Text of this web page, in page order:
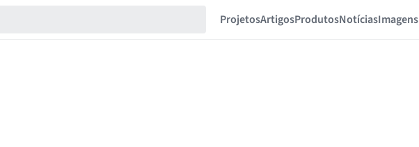
ProjetosArtigosProdutosNotíciasImagens